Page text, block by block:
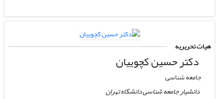
هیات تحریریه
دکتر حسین کچوییان
جامعه شناسی
دانشیار جامعه شناسی دانشگاه تهران